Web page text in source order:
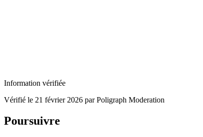
Information vérifiée
Vérifié le 21 février 2026 par Poligraph Moderation
Poursuivre